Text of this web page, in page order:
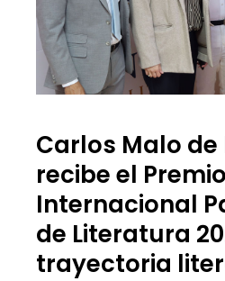
Carlos Malo de
recibe el Premio
Internacional
de Literatura
trayectoria